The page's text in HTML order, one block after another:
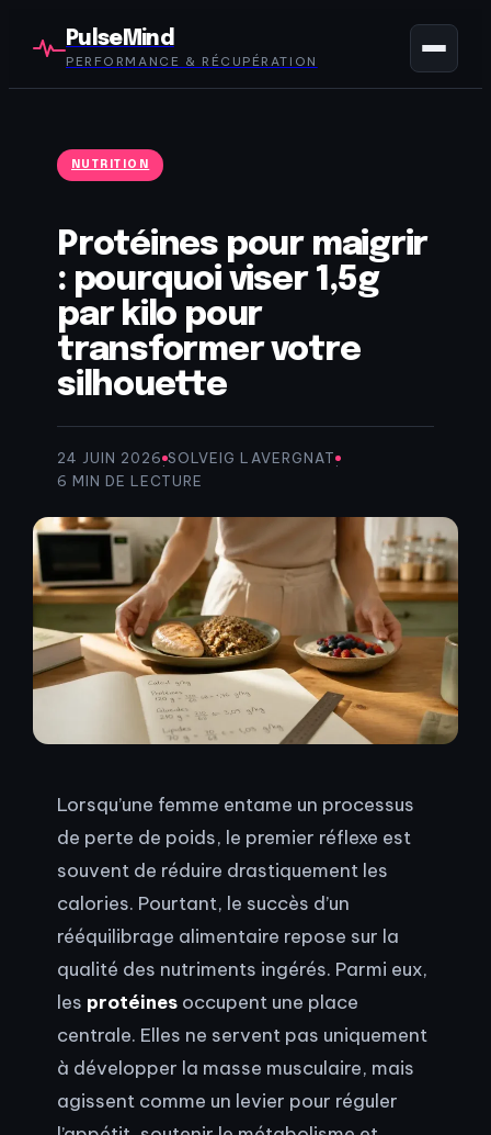
PulseMind
PERFORMANCE & RÉCUPÉRATION
NUTRITION
Protéines pour maigrir
: pourquoi viser 1,5g
par kilo pour
transformer votre
silhouette
24 JUIN 2026·SOLVEIG LAVERGNAT·
6 MIN DE LECTURE
Lorsqu’une femme entame un processus
de perte de poids, le premier réflexe est
souvent de réduire drastiquement les
calories. Pourtant, le succès d’un
rééquilibrage alimentaire repose sur la
qualité des nutriments ingérés. Parmi eux,
les protéines occupent une place
centrale. Elles ne servent pas uniquement
à développer la masse musculaire, mais
agissent comme un levier pour réguler